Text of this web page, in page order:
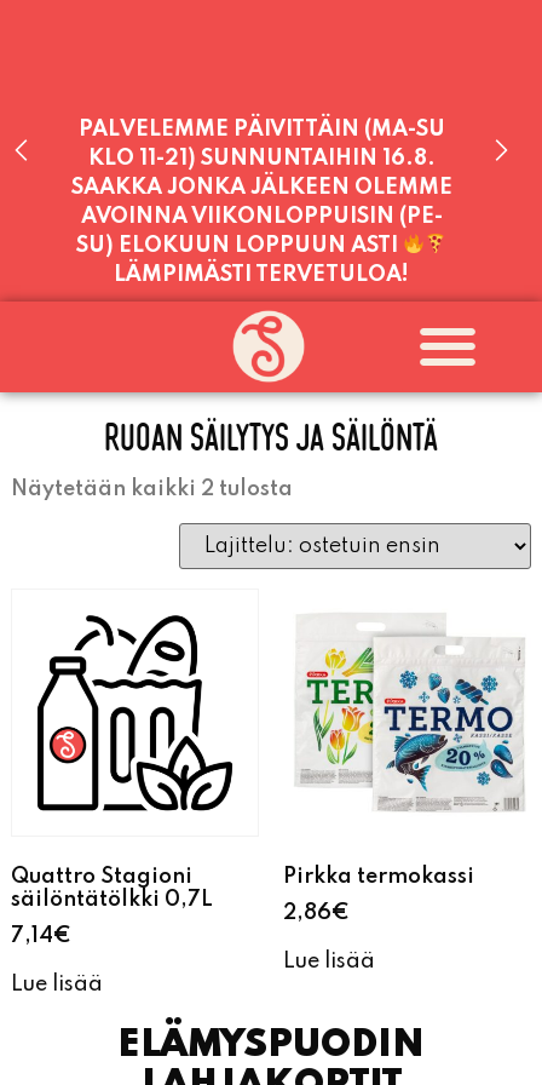
PALVELEMME PÄIVITTÄIN (MA-SU
KLO 11-21) SUNNUNTAIHIN 16.8.
SAAKKA JONKA JÄLKEEN OLEMME
AVOINNA VIIKONLOPPUISIN (PE-
SU) ELOKUUN LOPPUUN ASTI
LÄMPIMÄSTI TERVETULOA!
PALVELEMME TÄNÄÄN:
LAUANTAI11:00 - 21:00
RUOAN SÄILYTYS JA SÄILÖNTÄ
Näytetään kaikki 2 tulosta
Quattro Stagioni
säilöntätölkki 0,7L
7,14€
Lue lisää
Pirkka termokassi
2,86€
Lue lisää
ELÄMYSPUODIN